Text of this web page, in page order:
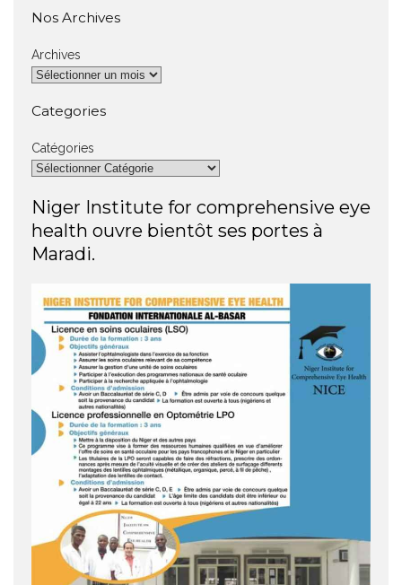
Nos Archives
Archives
Categories
Catégories
Niger Institute for comprehensive eye
health ouvre bientôt ses portes à
Maradi.